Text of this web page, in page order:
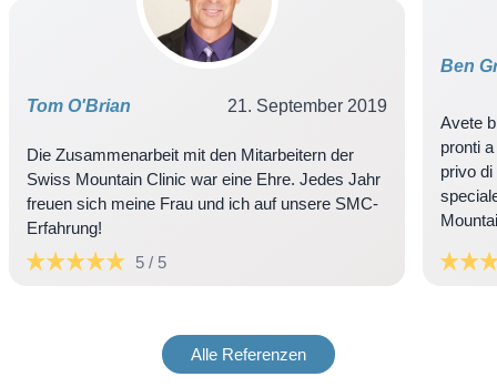
Tom O'Brian 21. September 2019
Die Zusammenarbeit mit den Mitarbeitern der
Swiss Mountain Clinic war eine Ehre. Jedes Jahr
freuen sich meine Frau und ich auf unsere SMC-
5 / 5
Ben
Avete
pronti
privo
Alle Referenzen